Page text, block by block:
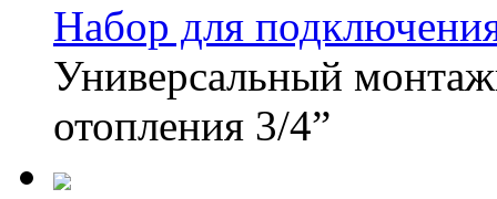
Набор для
Универсальный
отопления 3/4”